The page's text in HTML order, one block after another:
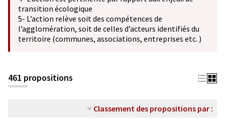
transition écologique
5- L’action relève soit des compétences de
l’agglomération, soit de celles d’acteurs identifiés du
territoire (communes, associations, entreprises etc. )
461 propositions
Classement des propositions par :